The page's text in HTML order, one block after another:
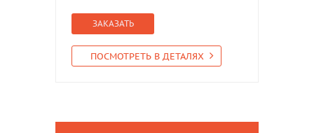
ЗАКАЗАТЬ
ПОСМОТРЕТЬ В ДЕТАЛЯХ